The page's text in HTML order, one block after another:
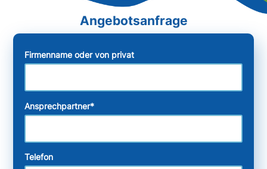
Firmenname oder von privat
Ansprechpartner*
Telefon